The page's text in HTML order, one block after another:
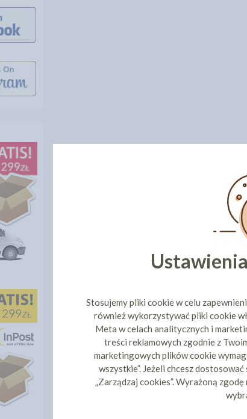
Stosujemy pliki cookie w celu
również wykorzystywać pliki cookie
Meta w celach analitycznych i
treści reklamowych zgodnie z
marketingowych plików cookie
wszystkie”. Jeżeli chcesz
„Zarządzaj cookies”. Wyrażoną